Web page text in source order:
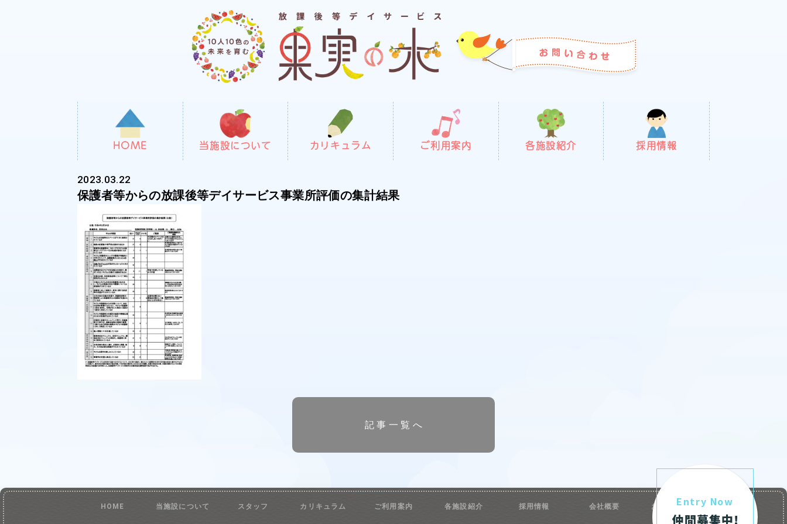
HOME 当施設について カリキュラム ご利用案内 各施設紹介 採用情報
2023.03.22
保護者等からの放課後等デイサービス事業所評価の集計結果
記事一覧へ
Entry Now
仲間募集中!
HOME 当施設について スタッフ カリキュラム ご利用案内 各施設紹介 採用情報 会社概要 お問い合わせ